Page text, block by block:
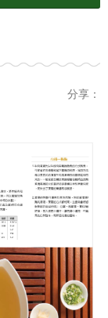
分享：